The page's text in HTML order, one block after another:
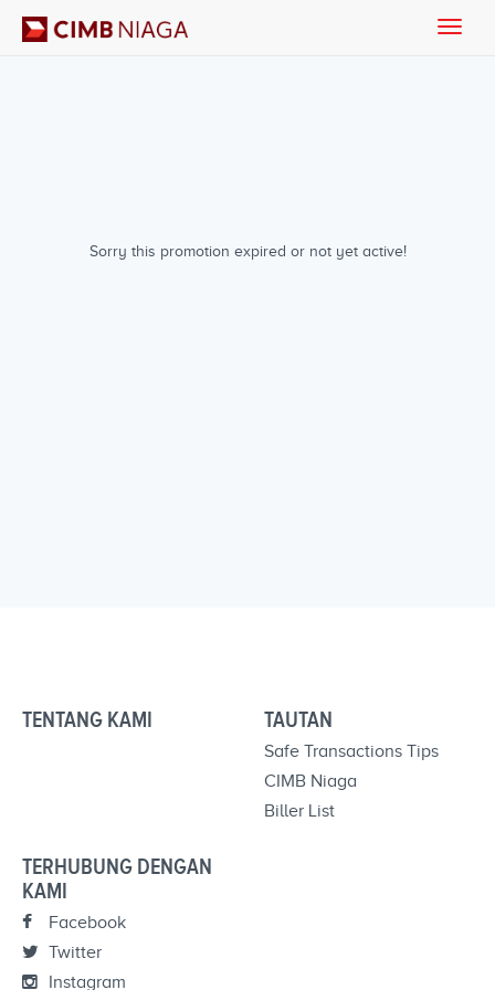
Sorry this promotion expired or not yet active!
Toggle
TENTANG KAMI TAUTAN
Safe Transactions Tips
CIMB Niaga
Biller List
TERHUBUNG DENGAN
KAMI
Facebook
Twitter
Instagram